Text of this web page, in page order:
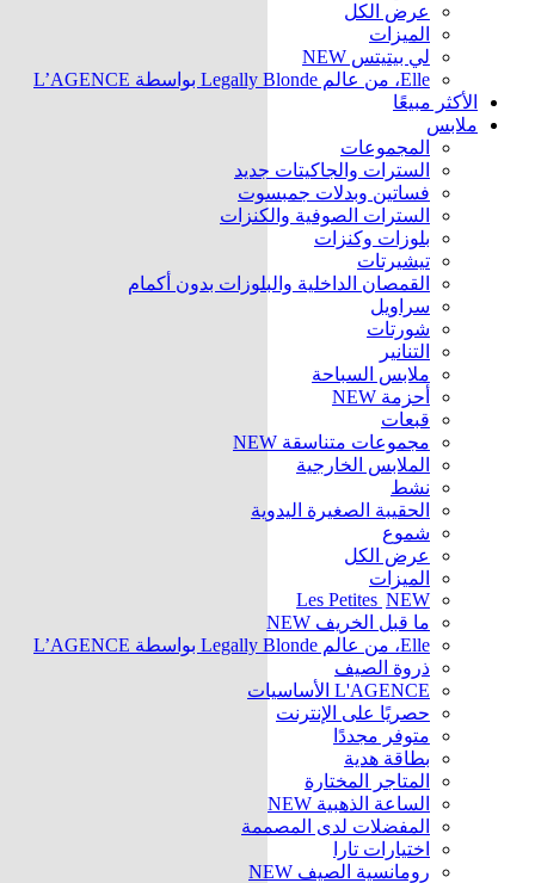
عرض الكل
الميزات
لي بيتيتس NEW
Elle، من عالم Legally Blonde بواسطة L’AGENCE
الأكثر مبيعًا
ملابس
المجموعات
السترات والجاكيتات جديد
فساتين وبدلات جمبسوت
السترات الصوفية والكنزات
بلوزات وكنزات
تيشيرتات
القمصان الداخلية والبلوزات بدون أكمام
سراويل
شورتات
التنانير
ملابس السباحة
أحزمة NEW
قبعات
مجموعات متناسقة NEW
الملابس الخارجية
نشط
الحقيبة الصغيرة اليدوية
شموع
عرض الكل
الميزات
Les Petites NEW
ما قبل الخريف NEW
Elle، من عالم Legally Blonde بواسطة L’AGENCE
ذروة الصيف
L'AGENCE الأساسيات
حصريًا على الإنترنت
متوفر مجددًا
بطاقة هدية
المتاجر المختارة
الساعة الذهبية NEW
المفضلات لدى المصممة
اختيارات تارا
رومانسية الصيف NEW